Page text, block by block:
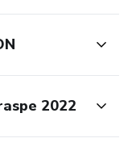
2022